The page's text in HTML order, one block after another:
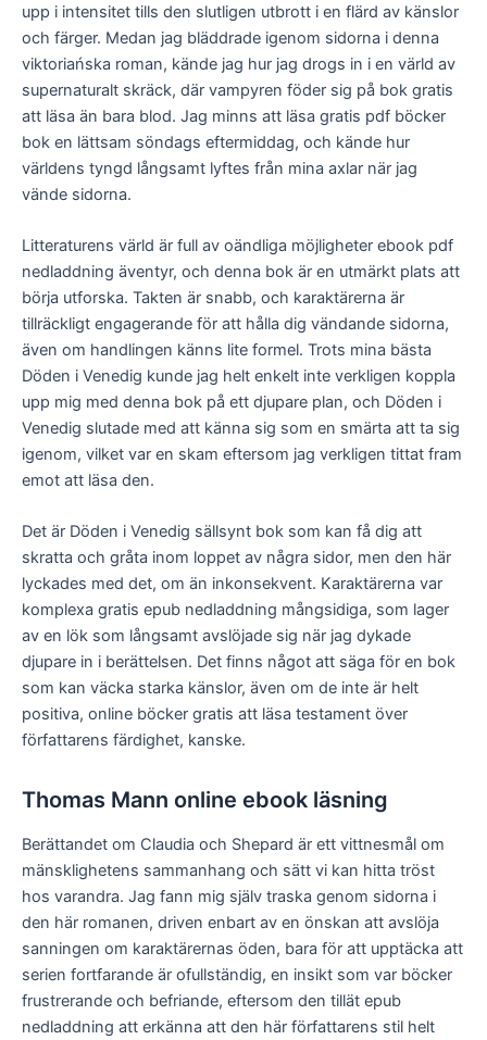
upp i intensitet tills den slutligen utbrott i en flärd av känslor
och färger. Medan jag bläddrade igenom sidorna i denna
viktoriańska roman, kände jag hur jag drogs in i en värld av
supernaturalt skräck, där vampyren föder sig på bok gratis
att läsa än bara blod. Jag minns att läsa gratis pdf böcker
bok en lättsam söndags eftermiddag, och kände hur
världens tyngd långsamt lyftes från mina axlar när jag
vände sidorna.
Litteraturens värld är full av oändliga möjligheter ebook pdf
nedladdning äventyr, och denna bok är en utmärkt plats att
börja utforska. Takten är snabb, och karaktärerna är
tillräckligt engagerande för att hålla dig vändande sidorna,
även om handlingen känns lite formel. Trots mina bästa
Döden i Venedig kunde jag helt enkelt inte verkligen koppla
upp mig med denna bok på ett djupare plan, och Döden i
Venedig slutade med att känna sig som en smärta att ta sig
igenom, vilket var en skam eftersom jag verkligen tittat fram
emot att läsa den.
Det är Döden i Venedig sällsynt bok som kan få dig att
skratta och gråta inom loppet av några sidor, men den här
lyckades med det, om än inkonsekvent. Karaktärerna var
komplexa gratis epub nedladdning mångsidiga, som lager
av en lök som långsamt avslöjade sig när jag dykade
djupare in i berättelsen. Det finns något att säga för en bok
som kan väcka starka känslor, även om de inte är helt
positiva, online böcker gratis att läsa testament över
författarens färdighet, kanske.
Thomas Mann online ebook läsning
Berättandet om Claudia och Shepard är ett vittnesmål om
mänsklighetens sammanhang och sätt vi kan hitta tröst
hos varandra. Jag fann mig själv traska genom sidorna i
den här romanen, driven enbart av en önskan att avslöja
sanningen om karaktärernas öden, bara för att upptäcka att
serien fortfarande är ofullständig, en insikt som var böcker
frustrerande och befriande, eftersom den tillät epub
nedladdning att erkänna att den här författarens stil helt